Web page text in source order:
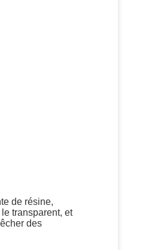
de résine,
transparent, et
des